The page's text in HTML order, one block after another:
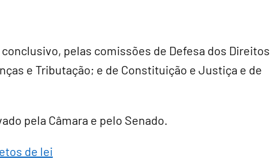
, pelas comissões de Defesa dos Direitos
e Tributação; e de Constituição e Justiça e de
pela Câmara e pelo Senado.
de lei